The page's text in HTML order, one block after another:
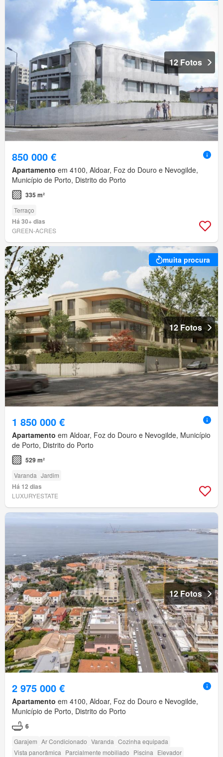
12 Fotos
850 000 €
Apartamento em 4100, Aldoar, Foz do Douro e Nevogilde,
Município de Porto, Distrito do Porto
335 m²
Terraço
Há 30+ dias
GREEN-ACRES
muita procura
12 Fotos
1 850 000 €
Apartamento em Aldoar, Foz do Douro e Nevogilde, Município
de Porto, Distrito do Porto
529 m²
Varanda Jardim
Há 12 dias
LUXURYESTATE
12 Fotos
2 975 000 €
Apartamento em 4100, Aldoar, Foz do Douro e Nevogilde,
Município de Porto, Distrito do Porto
6
Garajem Ar Condicionado Varanda Cozinha equipada
Vista panorâmica Parcialmente mobiliado Piscina Elevador